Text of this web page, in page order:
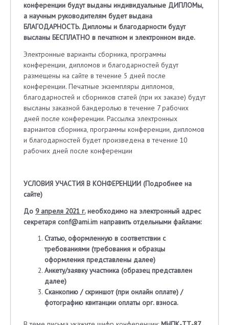
конференции будут выданы индивидуальные ДИПЛОМы,
а научным руководителям будет выдана
БЛАГОДАРНОСТЬ. Дипломы и благодарности будут
высланы БЕСПЛАТНО в печатном и электронном виде.
Электронные варианты сборника, программы
конференции, дипломов и благодарностей будут
размещены на сайте в течение 5 дней после
конференции. Печатные экземпляры дипломов,
благодарностей и сборников статей (при их заказе) будут
высланы заказной бандеролью в течение 7 рабочих
дней после конференции. Рассылка электронных
вариантов сборника, программы конференции, дипломов
и благодарностей будет произведена в течение 10
рабочих дней после конференции
УСЛОВИЯ УЧАСТИЯ В КОНФЕРЕНЦИИ (Подробнее на
сайте)
До 9 апреля 2021 г.необходимо на электронный адрес
секретаря conf@ami.im направить отдельными файлами:
Статью, оформленную в соответствии с
требованиями (требования и образцы
оформления представлены далее)
Анкету/заявку участника (образец представлен
далее)
Сканкопию / скриншот (при онлайн оплате) /
фотографию квитанции оплаты орг. взноса.